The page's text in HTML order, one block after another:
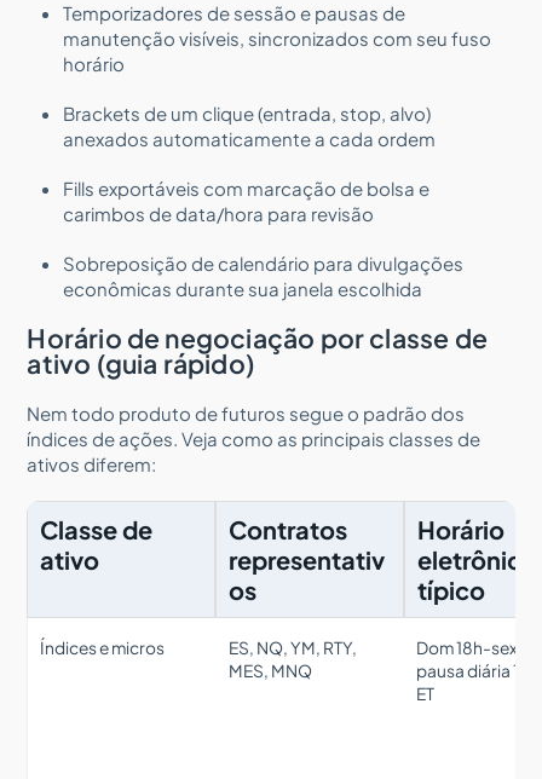
Temporizadores de sessão e pausas de
manutenção visíveis, sincronizados com seu fuso
horário
Brackets de um clique (entrada, stop, alvo)
anexados automaticamente a cada ordem
Fills exportáveis com marcação de bolsa e
carimbos de data/hora para revisão
Sobreposição de calendário para divulgações
econômicas durante sua janela escolhida
Horário de negociação por classe de
ativo (guia rápido)
Nem todo produto de futuros segue o padrão dos
índices de ações. Veja como as principais classes de
ativos diferem:
Classe de
ativo
Contratos
representativ
os
Horário
eletrônico
típico
Índices e micros
ES, NQ, YM, RTY,
MES, MNQ
Dom 18h-sex
pausa diária
ET